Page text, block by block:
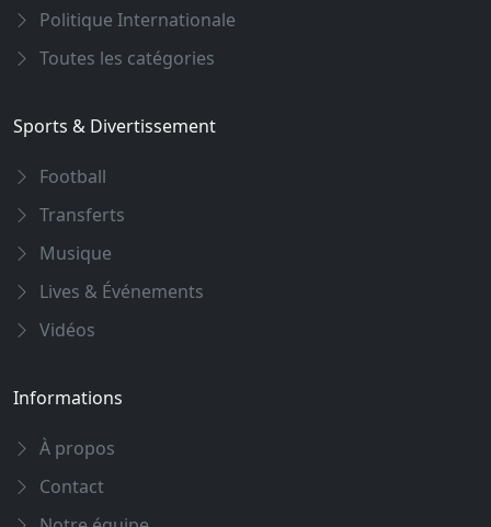
Politique Internationale
Toutes les catégories
Sports & Divertissement
Football
Transferts
Musique
Lives & Événements
Vidéos
Informations
À propos
Contact